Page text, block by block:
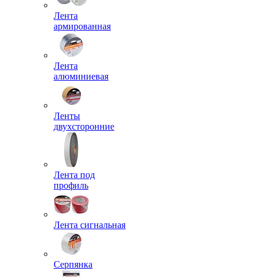
Лента
армированная
Лента
алюминиевая
Ленты
двухсторонние
Лента под
профиль
Лента сигнальная
Серпянка